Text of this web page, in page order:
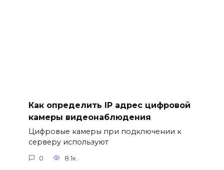
Как определить IP адрес цифровой
камеры видеонаблюдения
Цифровые камеры при подключении к
серверу используют
0 8.1к.